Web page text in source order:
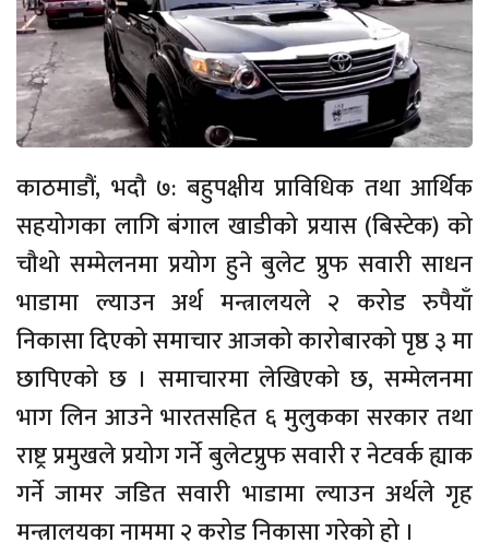
काठमाडौं, भदौ ७: बहुपक्षीय प्राविधिक तथा आर्थिक
सहयोगका लागि बंगाल खाडीको प्रयास (बिस्टेक) को
चौथो सम्मेलनमा प्रयोग हुने बुलेट प्रुफ सवारी साधन
भाडामा ल्याउन अर्थ मन्त्रालयले २ करोड रुपैयाँ
निकासा दिएको समाचार आजको कारोबारको पृष्ठ ३ मा
छापिएको छ । समाचारमा लेखिएको छ, सम्मेलनमा
भाग लिन आउने भारतसहित ६ मुलुकका सरकार तथा
राष्ट्र प्रमुखले प्रयोग गर्ने बुलेटप्रुफ सवारी र नेटवर्क ह्याक
गर्ने जामर जडित सवारी भाडामा ल्याउन अर्थले गृह
मन्त्रालयका नाममा २ करोड निकासा गरेको हो ।